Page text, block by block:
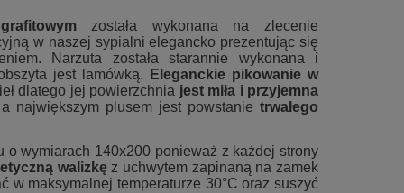
została wykonana na zlecenie
w naszej sypialni elegancko prezentując się
Narzuta została starannie wykonana i
jest lamówką. E leganckie pikowanie w
dlatego jej powierzchnia jest miła i przyjemna
największym plusem jest powstanietrwałego
o wymiarach 140x200 ponieważ z każdej strony
walizkęz uchwytem zapinaną na zamek
w maksymalnej temperaturze 30°C oraz suszyć